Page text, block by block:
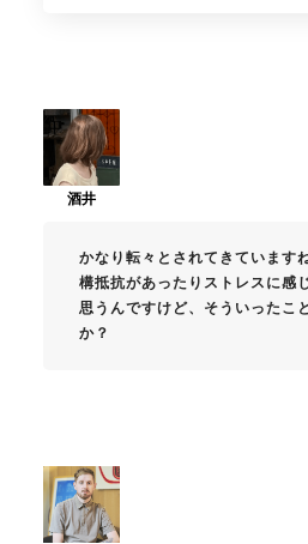
かなり転々とされてきています
構抵抗があったりストレスに感
思うんですけど、そういったこ
か？